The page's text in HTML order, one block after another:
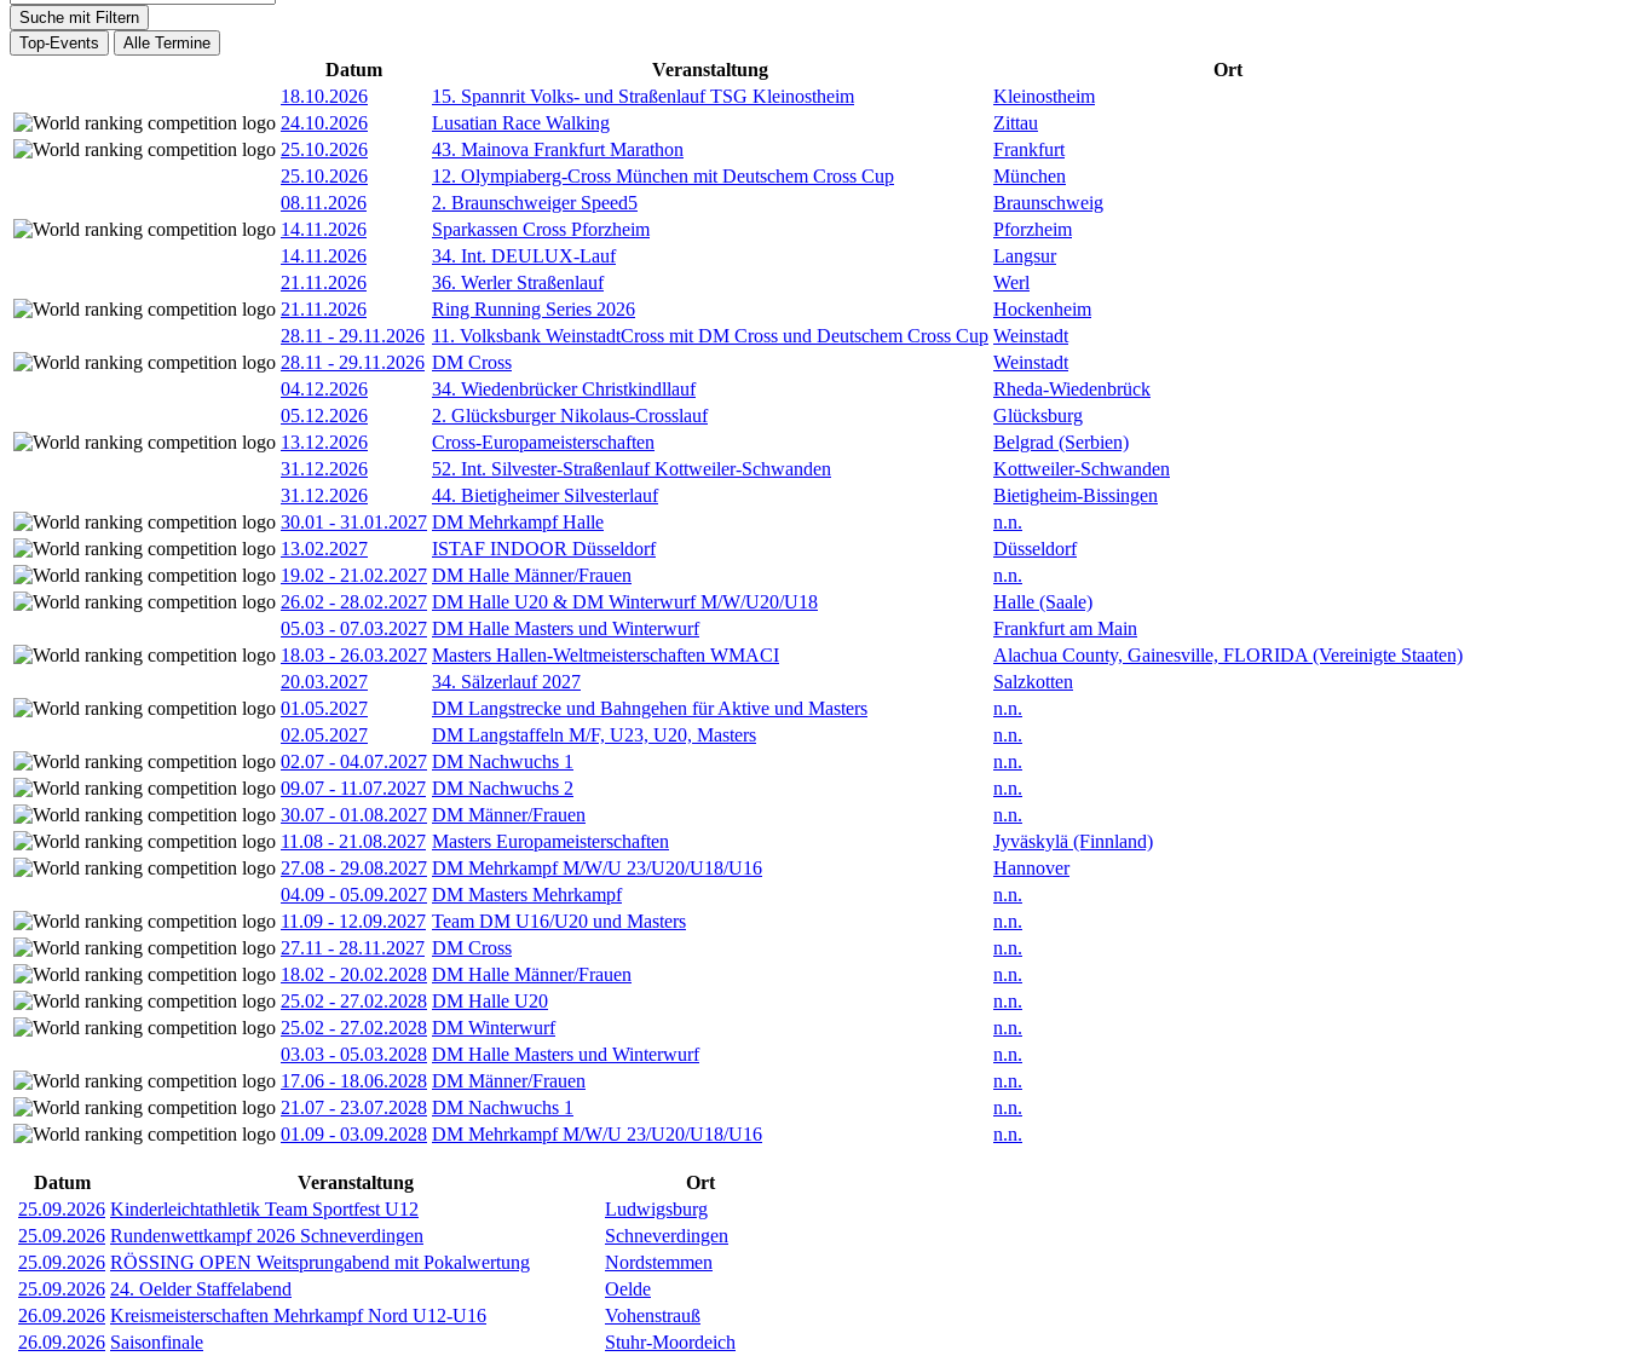
Suche mit Filtern
Top-Events
Alle Termine
Datum Veranstaltung
Ort
18.10.2026
15. Spannrit Volks- und Straßenlauf TSG Kleinostheim
Kleinostheim
24.10.2026
Lusatian Race Walking
Zittau
25.10.2026
43. Mainova Frankfurt Marathon
Frankfurt
25.10.2026
12. Olympiaberg-Cross München mit Deutschem Cross Cup
München
08.11.2026
2. Braunschweiger Speed5
Braunschweig
14.11.2026
Sparkassen Cross Pforzheim
Pforzheim
14.11.2026
34. Int. DEULUX-Lauf
Langsur
21.11.2026
36. Werler Straßenlauf
Werl
21.11.2026
Ring Running Series 2026
Hockenheim
28.11 - 29.11.2026 11. Volksbank WeinstadtCross mit DM Cross und Deutschem Cross Cup Weinstadt
28.11 - 29.11.2026 DM Cross
Weinstadt
04.12.2026
34. Wiedenbrücker Christkindllauf
Rheda-Wiedenbrück
05.12.2026
2. Glücksburger Nikolaus-Crosslauf
Glücksburg
13.12.2026
Cross-Europameisterschaften
Belgrad (Serbien)
31.12.2026
52. Int. Silvester-Straßenlauf Kottweiler-Schwanden
Kottweiler-Schwanden
31.12.2026
44. Bietigheimer Silvesterlauf
Bietigheim-Bissingen
30.01 - 31.01.2027 DM Mehrkampf Halle
n.n.
13.02.2027
ISTAF INDOOR Düsseldorf
Düsseldorf
19.02 - 21.02.2027 DM Halle Männer/Frauen
n.n.
26.02 - 28.02.2027 DM Halle U20 & DM Winterwurf M/W/U20/U18
Halle (Saale)
05.03 - 07.03.2027 DM Halle Masters und Winterwurf
Frankfurt am Main
18.03 - 26.03.2027 Masters Hallen-Weltmeisterschaften WMACI
Alachua County, Gainesville, FLORIDA (Vereinigte Staaten)
20.03.2027
34. Sälzerlauf 2027
Salzkotten
01.05.2027
DM Langstrecke und Bahngehen für Aktive und Masters
n.n.
02.05.2027
DM Langstaffeln M/F, U23, U20, Masters
n.n.
02.07 - 04.07.2027 DM Nachwuchs 1
n.n.
09.07 - 11.07.2027 DM Nachwuchs 2
n.n.
30.07 - 01.08.2027 DM Männer/Frauen
n.n.
11.08 - 21.08.2027 Masters Europameisterschaften
Jyväskylä (Finnland)
27.08 - 29.08.2027 DM Mehrkampf M/W/U 23/U20/U18/U16
Hannover
04.09 - 05.09.2027 DM Masters Mehrkampf
n.n.
11.09 - 12.09.2027 Team DM U16/U20 und Masters
n.n.
27.11 - 28.11.2027 DM Cross
n.n.
18.02 - 20.02.2028 DM Halle Männer/Frauen
n.n.
25.02 - 27.02.2028 DM Halle U20
n.n.
25.02 - 27.02.2028 DM Winterwurf
n.n.
03.03 - 05.03.2028 DM Halle Masters und Winterwurf
n.n.
17.06 - 18.06.2028 DM Männer/Frauen
n.n.
21.07 - 23.07.2028 DM Nachwuchs 1
n.n.
01.09 - 03.09.2028 DM Mehrkampf M/W/U 23/U20/U18/U16 n.n.
Datum Veranstaltung
Ort
25.09.2026 Kinderleichtathletik Team Sportfest U12
Ludwigsburg
25.09.2026 Rundenwettkampf 2026 Schneverdingen
Schneverdingen
25.09.2026 RÖSSING OPEN Weitsprungabend mit Pokalwertung
Nordstemmen
25.09.2026 24. Oelder Staffelabend
Oelde
26.09.2026 Kreismeisterschaften Mehrkampf Nord U12-U16
Vohenstrauß
26.09.2026 Saisonfinale
Stuhr-Moordeich